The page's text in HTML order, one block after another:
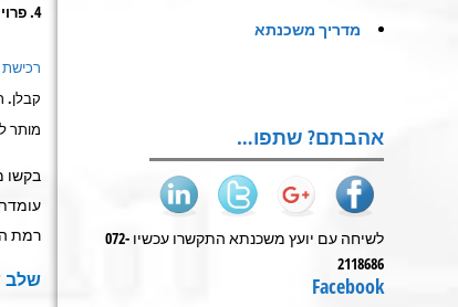
קבלן.
מותר
בקשו
רמת
שלב
מדריך משכנתא
אהבתם? שתפו…
לשיחה עם יועץ משכנתא התקשרו עכשיו 072-
2118686
Facebook